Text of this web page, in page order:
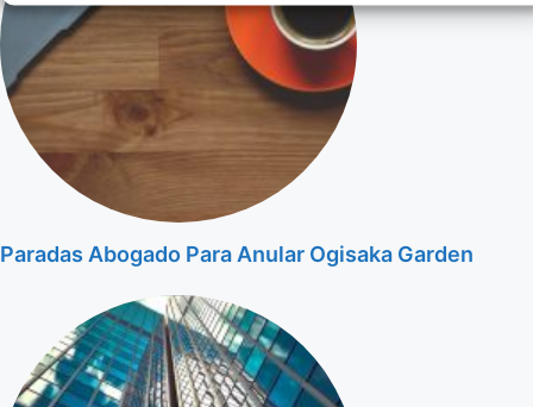
Paradas Abogado Para Anular Ogisaka Garden